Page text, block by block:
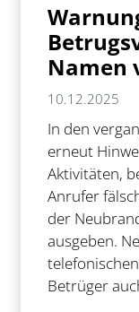
Namen
10.12.2025
In den
erneut
Aktivitäten,
Anrufer
der
ausgeben.
Betrüger